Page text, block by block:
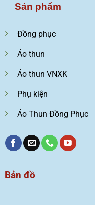
Sản phẩm
Đồng phục
Áo thun
Áo thun VNXK
Phụ kiện
Áo Thun Đồng Phục
Bản đồ